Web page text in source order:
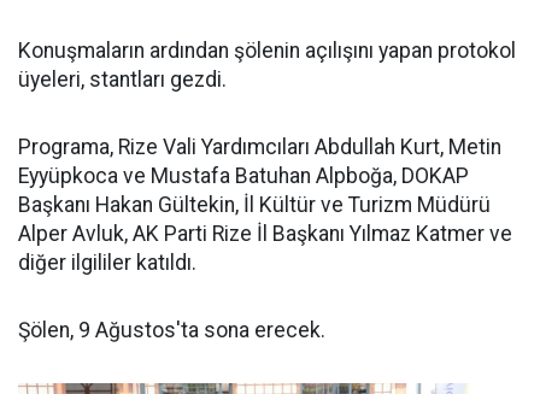
Konuşmaların ardından şölenin açılışını yapan protokol
üyeleri, stantları gezdi.
Programa, Rize Vali Yardımcıları Abdullah Kurt, Metin
Eyyüpkoca ve Mustafa Batuhan Alpboğa, DOKAP
Başkanı Hakan Gültekin, İl Kültür ve Turizm Müdürü
Alper Avluk, AK Parti Rize İl Başkanı Yılmaz Katmer ve
diğer ilgililer katıldı.
Şölen, 9 Ağustos'ta sona erecek.